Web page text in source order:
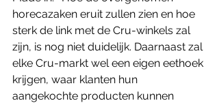
horecazaken eruit zullen zien en hoe
sterk de link met de Cru-winkels zal
zijn, is nog niet duidelijk. Daarnaast zal
elke Cru-markt wel een eigen eethoek
krijgen, waar klanten hun
aangekochte producten kunnen